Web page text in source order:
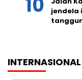
jendela
INTERNASIONAL